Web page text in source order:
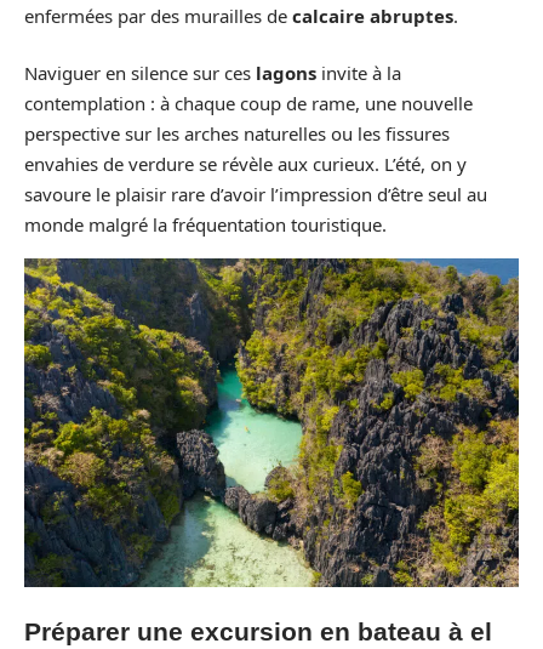
enfermées par des murailles de calcaire abruptes.
Naviguer en silence sur ces lagons invite à la
contemplation : à chaque coup de rame, une nouvelle
perspective sur les arches naturelles ou les fissures
envahies de verdure se révèle aux curieux. L’été, on y
savoure le plaisir rare d’avoir l’impression d’être seul au
monde malgré la fréquentation touristique.
Préparer une excursion en bateau à el